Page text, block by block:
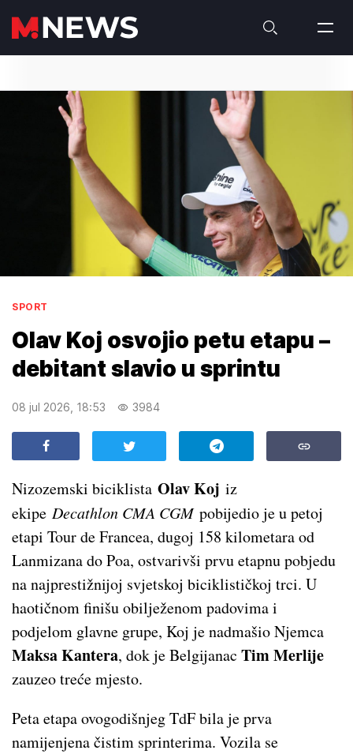
SPORT
Olav Koj osvojio petu etapu –
debitant slavio u sprintu
08 jul 2026, 18:53 3984
Nizozemski biciklista Olav Koj iz
ekipe Decathlon CMA CGM pobijedio je u petoj
etapi Tour de Francea, dugoj 158 kilometara od
Lanmizana do Poa, ostvarivši prvu etapnu pobjedu
na najprestižnijoj svjetskoj biciklističkoj trci. U
haotičnom finišu obilježenom padovima i
podjelom glavne grupe, Koj je nadmašio Njemca
Maksa Kantera, dok je Belgijanac Tim Merlije
zauzeo treće mjesto.
Peta etapa ovogodišnjeg TdF bila je prva
namijenjena čistim sprinterima. Vozila se